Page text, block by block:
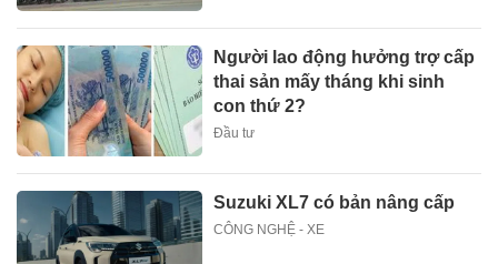
Người lao động hưởng trợ cấp
thai sản mấy tháng khi sinh
con thứ 2?
Đầu tư
Suzuki XL7 có bản nâng cấp
CÔNG NGHỆ - XE